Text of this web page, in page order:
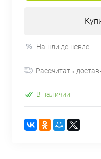
Нашли дешевле
Рассчитать
В наличии